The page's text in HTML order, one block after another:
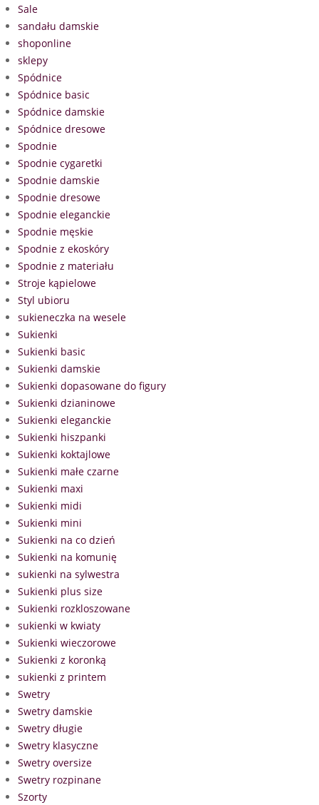
Sale
sandału damskie
shoponline
sklepy
Spódnice
Spódnice basic
Spódnice damskie
Spódnice dresowe
Spodnie
Spodnie cygaretki
Spodnie damskie
Spodnie dresowe
Spodnie eleganckie
Spodnie męskie
Spodnie z ekoskóry
Spodnie z materiału
Stroje kąpielowe
Styl ubioru
sukieneczka na wesele
Sukienki
Sukienki basic
Sukienki damskie
Sukienki dopasowane do figury
Sukienki dzianinowe
Sukienki eleganckie
Sukienki hiszpanki
Sukienki koktajlowe
Sukienki małe czarne
Sukienki maxi
Sukienki midi
Sukienki mini
Sukienki na co dzień
Sukienki na komunię
sukienki na sylwestra
Sukienki plus size
Sukienki rozkloszowane
sukienki w kwiaty
Sukienki wieczorowe
Sukienki z koronką
sukienki z printem
Swetry
Swetry damskie
Swetry długie
Swetry klasyczne
Swetry oversize
Swetry rozpinane
Szorty